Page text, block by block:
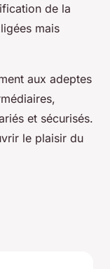
de la
mais
aux adeptes
et sécurisés.
le plaisir du